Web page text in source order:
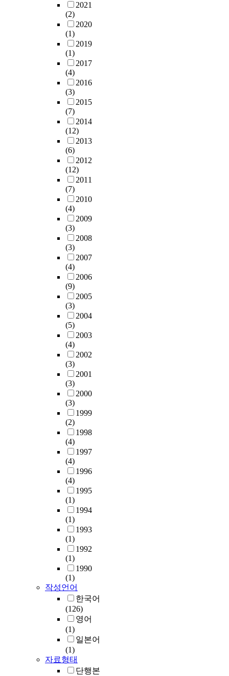
2021
(2)
2020
(1)
2019
(1)
2017
(4)
2016
(3)
2015
(7)
2014
(12)
2013
(6)
2012
(12)
2011
(7)
2010
(4)
2009
(3)
2008
(3)
2007
(4)
2006
(9)
2005
(3)
2004
(5)
2003
(4)
2002
(3)
2001
(3)
2000
(3)
1999
(2)
1998
(4)
1997
(4)
1996
(4)
1995
(1)
1994
(1)
1993
(1)
1992
(1)
1990
(1)
작성언어
한국어
(126)
영어
(1)
일본어
(1)
자료형태
단행본